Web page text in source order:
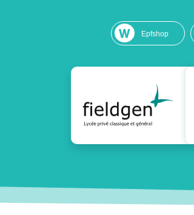
Epfshop